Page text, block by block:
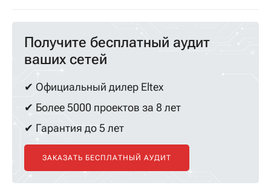
Получите бесплатный аудит
ваших сетей
✔ Официальный дилер Eltex
✔ Более 5000 проектов за 8 лет
✔ Гарантия до 5 лет
ЗАКАЗАТЬ БЕСПЛАТНЫЙ АУДИТ